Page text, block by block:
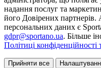
надання послуг та
його Довірених
персональних даних є
gdpr@sportano.ua. Більше
Політиці
Прийняти все